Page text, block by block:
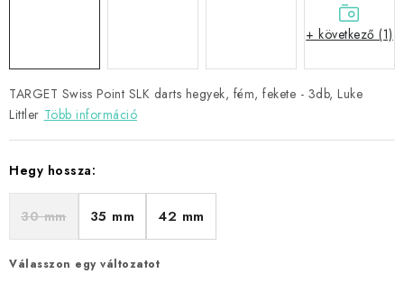
TARGET Swiss Point SLK darts hegyek, fém, fekete - 3db, Luke
Littler Több információ
Hegy hossza:
30 mm 35 mm 42 mm
Válasszon egy változatot
+ következő (1)